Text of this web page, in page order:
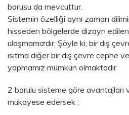
borusu da mevcuttur.
Sistemin özelliği aynı zaman
hisseden bölgelerde dizayn
ulaşmamızdır. Şöyle ki; bir dış
ısıtma diğer bir dış çevre cephe
yapmamız mümkün olmaktadır.
2 borulu sisteme göre avantajları
mukayese edersek ;